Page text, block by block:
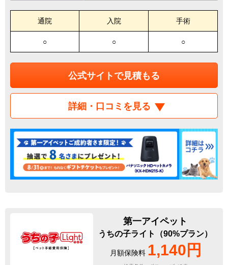
通院 入院 手術
○ ○ ○
公式サイトで見積もる
詳細・口コミを見る
第一アイペット
うちの子ライト（90%プラン）
月額保険料 1,140円